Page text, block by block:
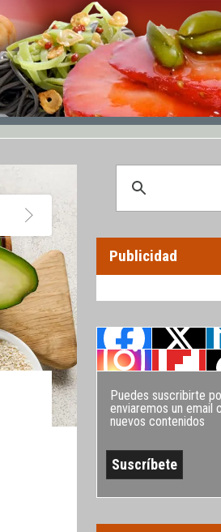
Publicidad
Puedes suscribirte
enviaremos un email
nuevos contenidos